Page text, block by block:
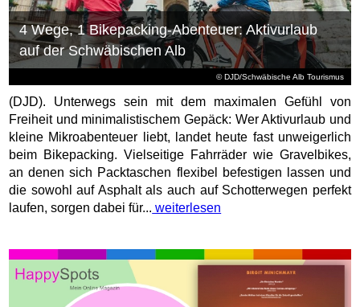
© DJD/Schwäbische Alb Tourismus
4 Wege, 1 Bikepacking-Abenteuer: Aktivurlaub
auf der Schwäbischen Alb
(DJD). Unterwegs sein mit dem maximalen Gefühl von
Freiheit und minimalistischem Gepäck: Wer Aktivurlaub und
kleine Mikroabenteuer liebt, landet heute fast unweigerlich
beim Bikepacking. Vielseitige Fahrräder wie Gravelbikes,
an denen sich Packtaschen flexibel befestigen lassen und
die sowohl auf Asphalt als auch auf Schotterwegen perfekt
laufen, sorgen dabei für... weiterlesen